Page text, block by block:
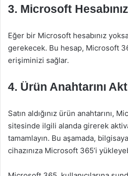
3. Microsoft
Eğer bir Microsoft hesabınız
gerekecek. Bu hesap, Microsoft
erişiminizi sağlar.
4. Ürün Anahtarını
Satın aldığınız ürün anahtarını,
sitesinde ilgili alanda girerek
tamamlayın. Bu aşamada,
cihazınıza Microsoft 365’i